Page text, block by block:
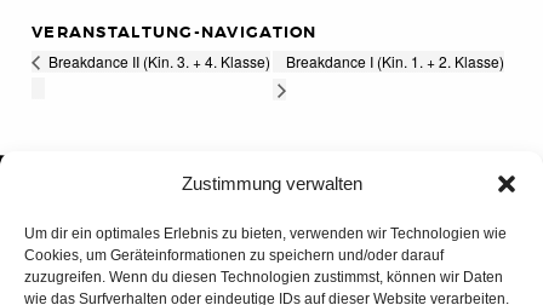
Zustimmung verwalten
Um dir ein optimales Erlebnis zu bieten, verwenden wir Technologien wie
Cookies, um Geräteinformationen zu speichern und/oder darauf
zuzugreifen. Wenn du diesen Technologien zustimmst, können wir Daten
wie das Surfverhalten oder eindeutige IDs auf dieser Website verarbeiten.
VERANSTALTUNG-NAVIGATION
Breakdance II (Kin. 3. + 4. Klasse) Breakdance I (Kin. 1. + 2. Klasse)